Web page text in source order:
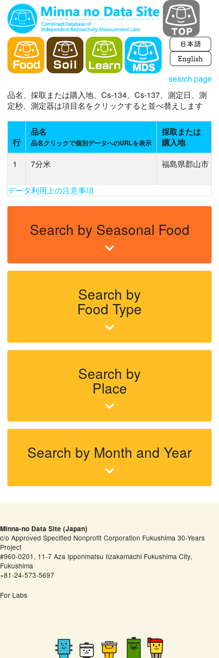
search page
品名、採取または購入地、Cs-134、Cs-137、測定日、測
定秒、測定器は項目名をクリックすると並べ替えします
行
品名
品名クリックで個別データへのURLを表示
採取または
購入地
1
7分米 福島県郡山市
データ利用上の注意事項
Search by Seasonal Food
Search by
Food Type
Search by
Place
Search by Month and Year
Minna-no Data Site (Japan)
c/o Approved Specified Nonprofit Corporation Fukushima 30-Years
Project
#960-0201, 11-7 Aza Ipponmatsu Iizakamachi Fukushima City,
Fukushima
+81-24-573-5697
For Labs